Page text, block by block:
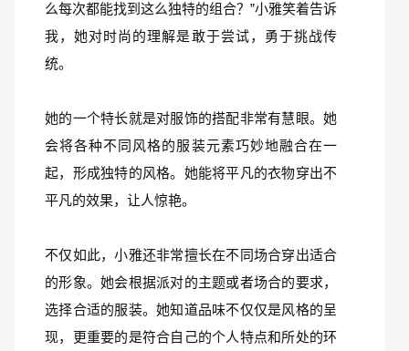
么每次都能找到这么独特的组合？”小雅笑着告诉
我，她对时尚的理解是敢于尝试，勇于挑战传
统。
她的一个特长就是对服饰的搭配非常有慧眼。她
会将各种不同风格的服装元素巧妙地融合在一
起，形成独特的风格。她能将平凡的衣物穿出不
平凡的效果，让人惊艳。
不仅如此，小雅还非常擅长在不同场合穿出适合
的形象。她会根据派对的主题或者场合的要求，
选择合适的服装。她知道品味不仅仅是风格的呈
现，更重要的是符合自己的个人特点和所处的环